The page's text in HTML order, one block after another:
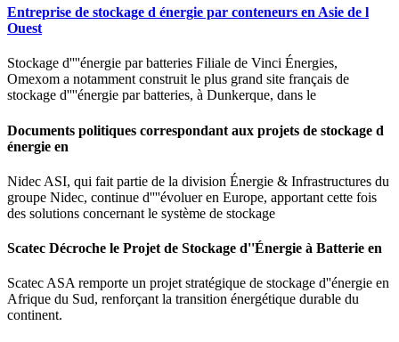
Entreprise de stockage d énergie par conteneurs en Asie de l
Ouest
Stockage d''''énergie par batteries Filiale de Vinci Énergies,
Omexom a notamment construit le plus grand site français de
stockage d''''énergie par batteries, à Dunkerque, dans le
Documents politiques correspondant aux projets de stockage d
énergie en
Nidec ASI, qui fait partie de la division Énergie & Infrastructures du
groupe Nidec, continue d''''évoluer en Europe, apportant cette fois
des solutions concernant le système de stockage
Scatec Décroche le Projet de Stockage d''Énergie à Batterie en
Scatec ASA remporte un projet stratégique de stockage d''énergie en
Afrique du Sud, renforçant la transition énergétique durable du
continent.